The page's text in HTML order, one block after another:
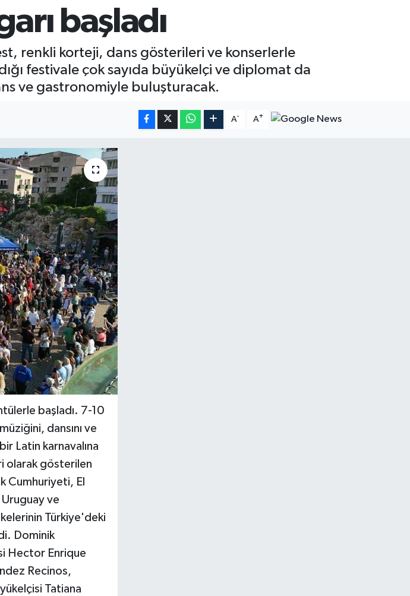
başladı
renkli korteji, dans gösterileri ve konserlerle
festivale çok sayıda büyükelçi ve diplomat da
ve gastronomiyle buluşturacak.
A- A+
başladı. 7-10
dansını ve
Latin karnavalına
olarak gösterilen
Cumhuriyeti, El
ve
Türkiye'deki
Dominik
Hector Enrique
Recinos,
Tatiana